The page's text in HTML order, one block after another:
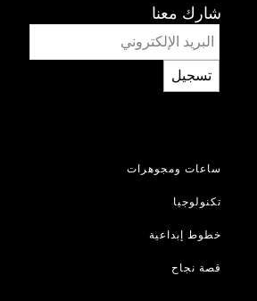
شارك معنا
تسجيل
ساعات ومجوهرات
تكنولوجيا
خطوط إبداعية
قصة نجاح